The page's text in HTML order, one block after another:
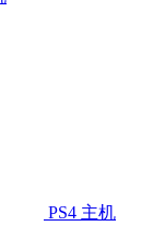
PS4 主机